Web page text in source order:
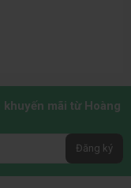
game thủ mới bắt
ngân sách hợp lý.
kế tối giản, hoạt động
phù hợp cho làm
mãi từ Hoàng
Đăng ký